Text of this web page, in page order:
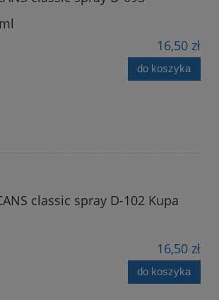
16,50 zł
do koszyka
classic spray D-102 Kupa
16,50 zł
do koszyka